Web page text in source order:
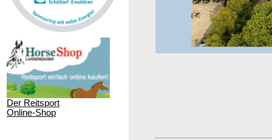
Der Reitsport
Online-Shop